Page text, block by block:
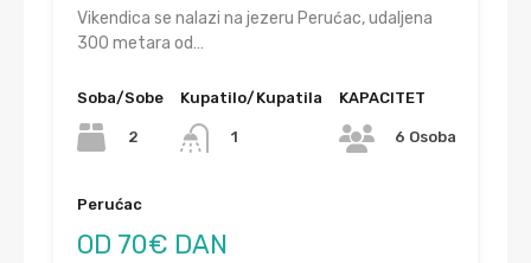
Vikendica se nalazi na jezeru Perućac, udaljena
300 metara od…
Soba/Sobe
2
Kupatilo/Kupatila
1
KAPACITET
6 Osoba
Perućac
OD 70€ DAN